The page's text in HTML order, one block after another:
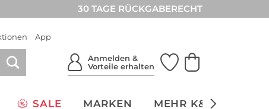
30 TAGE RÜCKGABERECHT
App
Anmelden &
Vorteile erhalten
SALE MARKEN MEHR K&Ö